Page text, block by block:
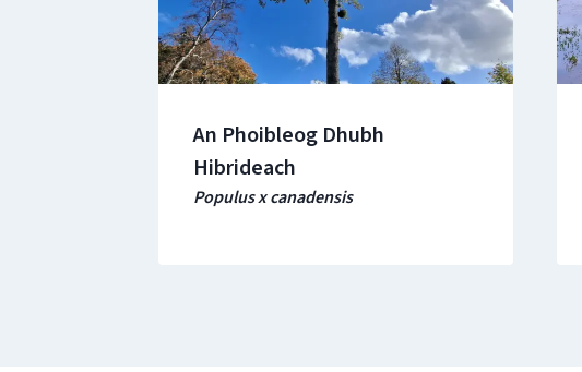
An Phoibleog Dhubh
Hibrideach
Populus x canadensis